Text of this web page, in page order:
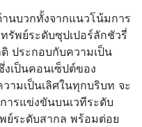
นบวกทั้งจากแนวโน้มการ
รัพย์ระดับซุปเปอร์ลักชัวรี่
ประกอบกับความเป็น
เป็นคอนเซ็ปต์ของ
ามเป็นเลิศในทุกบริบท จะ
ารแข่งขันบนเวทีระดับ
ย์ระดับสากล พร้อมต่อย